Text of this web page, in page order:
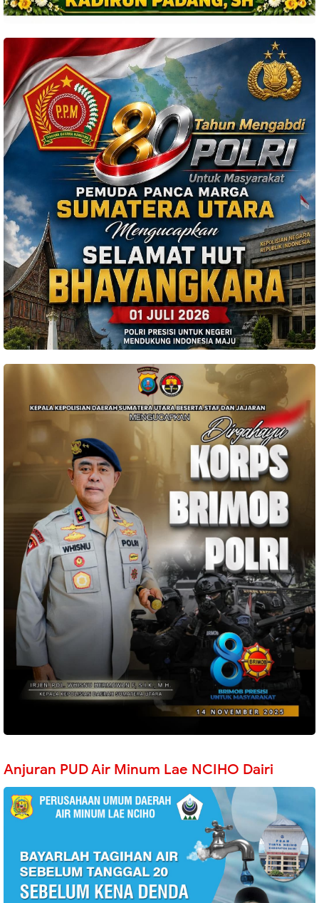
Anjuran PUD Air Minum Lae NCIHO Dairi